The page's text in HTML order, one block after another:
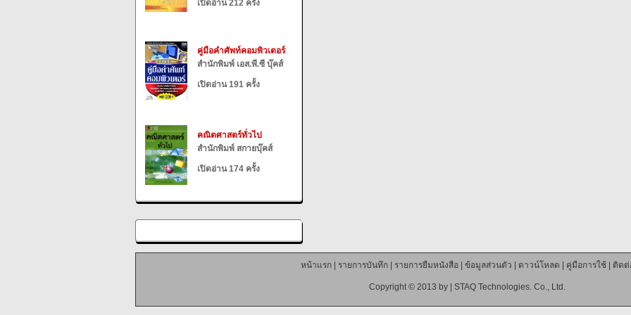
เปิดอ่าน 212 ครั้ง
คู่มือคำศัพท์คอมพิวเตอร์
สำนักพิมพ์ เอส.พี.ซี บุ๊คส์
เปิดอ่าน 191 ครั้ง
คณิตศาสตร์ทั่วไป
สำนักพิมพ์ สกายบุ๊คส์
เปิดอ่าน 174 ครั้ง
หน้าแรก| รายการบันทึก| รายการยืมหนังสือ ข้อมูลส่วนตัว ดาวน์โหลด คู่มือการใช้| ติดต่
Copyright © 2013 by | STAQ Technologies. Co., Ltd.